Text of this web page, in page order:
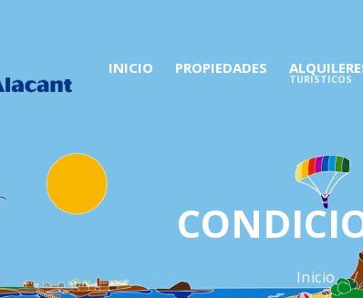
INICIO PROPIEDADES
TURISTICOS
Inicio